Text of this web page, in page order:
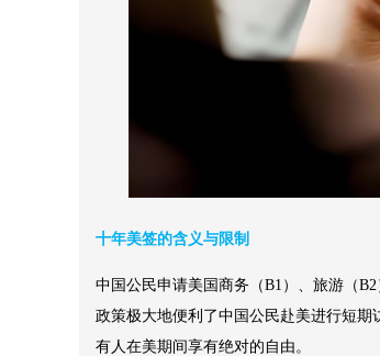
十年美签的含义与限制
中国公民申请美国商务（B1）、旅游（
政策极大地便利了中国公民赴美进行短
有人在美期间享有绝对的自由。